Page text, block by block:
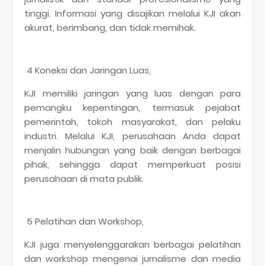
tinggi. Informasi yang disajikan melalui KJI akan
akurat, berimbang, dan tidak memihak.
4 Koneksi dan Jaringan Luas,
KJI memiliki jaringan yang luas dengan para
pemangku kepentingan, termasuk pejabat
pemerintah, tokoh masyarakat, dan pelaku
industri. Melalui KJI, perusahaan Anda dapat
menjalin hubungan yang baik dengan berbagai
pihak, sehingga dapat memperkuat posisi
perusahaan di mata publik.
5 Pelatihan dan Workshop,
KJI juga menyelenggarakan berbagai pelatihan
dan workshop mengenai jurnalisme dan media